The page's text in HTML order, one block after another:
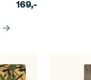
169,-